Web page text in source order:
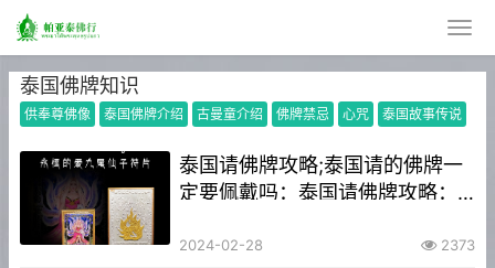
泰国佛牌知识
供奉尊佛像 泰国佛牌介绍 古曼童介绍 佛牌禁忌 心咒 泰国故事传说
泰国请佛牌攻略;泰国请的佛牌一
定要佩戴吗：泰国请佛牌攻略：
2024-02-28 2373